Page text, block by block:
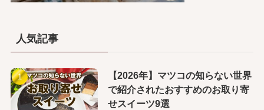
人気記事
【2026年】マツコの知らない世界
で紹介されたおすすめのお取り寄
せスイーツ9選